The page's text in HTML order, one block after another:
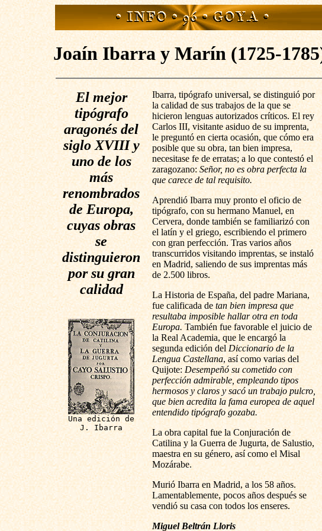
Joaín Ibarra y Marín (1725-
El mejor
tipógrafo
aragonés del
siglo XVIII y
uno de los
más
renombrados
de Europa,
cuyas obras
se
distinguieron
por su gran
calidad
Una edición de
J. Ibarra
Ibarra, tipógrafo universal, se distinguió por
la calidad de sus trabajos de la que se
hicieron lenguas autorizados críticos. El rey
Carlos III, visitante asiduo de su imprenta,
le preguntó en cierta ocasión, que cómo era
posible que su obra, tan bien impresa,
necesitase fe de erratas; a lo que contestó el
zaragozano:Señor, no es obra perfecta la
que carece de tal requisito.
Aprendió Ibarra muy pronto el oficio de
tipógrafo, con su hermano Manuel, en
Cervera, donde también se familiarizó con
el latín y el griego, escribiendo el primero
con gran perfección. Tras varios años
transcurridos visitando imprentas, se instaló
en Madrid, saliendo de sus imprentas más
de 2.500 libros.
La Historia de España, del padre Mariana,
fue calificada detan bien impresa que
resultaba imposible hallar otra en toda
Europa. También fue favorable el juicio de
la Real Academia, que le encargó la
segunda edición del Diccionario de la
Lengua Castellana, así como varias del
Quijote:Desempeñó su cometido con
perfección admirable, empleando tipos
hermosos y claros y sacó un trabajo pulcro,
que bien acredita la fama europea de aquel
entendido tipógrafo gozaba.
La obra capital fue la Conjuración de
Catilina y la Guerra de Jugurta, de Salustio,
maestra en su género, así como el Misal
Mozárabe.
Murió Ibarra en Madrid, a los 58 años.
Lamentablemente, pocos años después se
vendió su casa con todos los enseres.
Miguel Beltrán Lloris